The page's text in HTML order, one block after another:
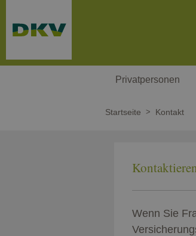
Privatpersonen
Startseite Kontakt
Wenn Sie